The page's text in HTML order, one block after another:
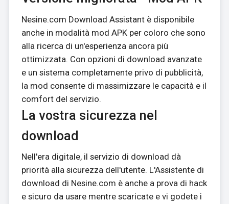
Nesine.com Download Assistant è disponibile
anche in modalità mod APK per coloro che sono
alla ricerca di un'esperienza ancora più
ottimizzata. Con opzioni di download avanzate
e un sistema completamente privo di pubblicità,
la mod consente di massimizzare le capacità e il
comfort del servizio.
La vostra sicurezza nel
download
Nell'era digitale, il servizio di download dà
priorità alla sicurezza dell'utente. L'Assistente di
download di Nesine.com è anche a prova di hack
e sicuro da usare mentre scaricate e vi godete i